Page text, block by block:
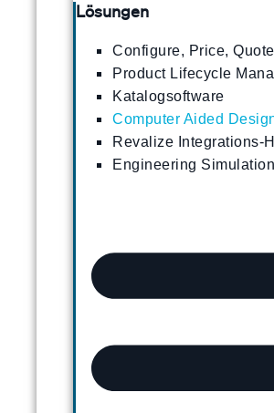
Lösungen
Configure, Price,
Product Lifecycle
Katalogsoftware
Computer Aided
Revalize Integrations-
Engineering